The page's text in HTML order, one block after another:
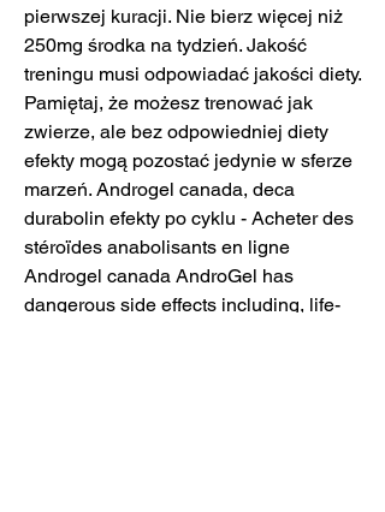
pierwszej kuracji. Nie bierz więcej niż
250mg środka na tydzień. Jakość
treningu musi odpowiadać jakości diety.
Pamiętaj, że możesz trenować jak
zwierze, ale bez odpowiedniej diety
efekty mogą pozostać jedynie w sferze
marzeń. Androgel canada, deca
durabolin efekty po cyklu - Acheter des
stéroïdes anabolisants en ligne
Androgel canada AndroGel has
dangerous side effects including, life-